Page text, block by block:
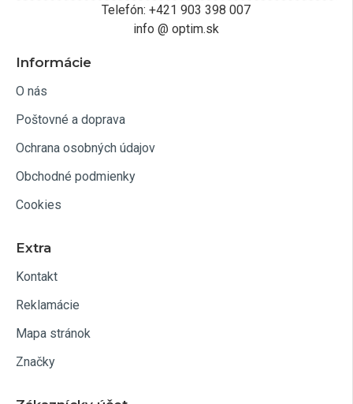
Telefón: +421 903 398 007
info @ optim.sk
Informácie
O nás
Poštovné a doprava
Ochrana osobných údajov
Obchodné podmienky
Cookies
Extra
Kontakt
Reklamácie
Mapa stránok
Značky